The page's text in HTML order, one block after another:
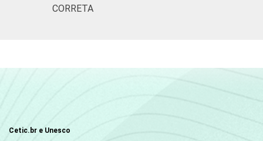
CORRETA
Cetic.br e Unesco